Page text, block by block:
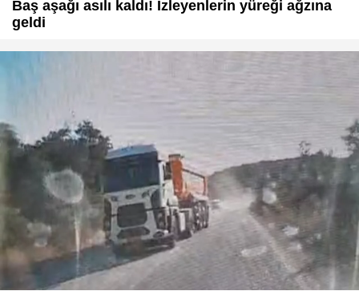
Baş aşağı asılı kaldı! İzleyenlerin yüreği ağzına
geldi